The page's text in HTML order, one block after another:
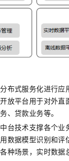
布式服务化进行应
放平台用于对外直
、贷款业务等。
台技术支撑各个业
数据模型识别和评
种场景，实时数据